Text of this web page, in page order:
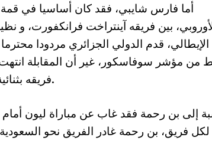
أما فارس شايبي، فقد كان أساسيا في
بين فريقه آينتراخت فرانكفورت، و
من مؤشر سوفاسكور، غير أن المقابلة
فريقه بثنائية نظيفة.
إلى بن رحمة فقد غاب عن مباراة ليون أمام
فريق، بن رحمة غادر الفريق نحو